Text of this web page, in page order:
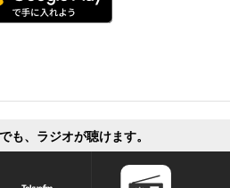
も、ラジオが聴けます。